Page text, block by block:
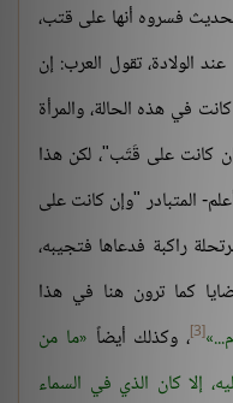
فسروه أنها على قتب،
الولادة، تقول العرب: إن
في هذه الحالة، والمرأة
كانت على قَتَب"، لكن هذا
المتبادر "وإن كانت على
راكبة فدعاها فتجيبه،
كما ترون هنا في هذا
[3] ، وكذلك أيضاً ما من
إلا كان الذي في السماء